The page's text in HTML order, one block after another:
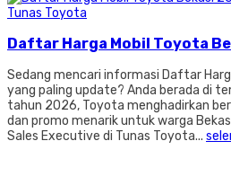
Daftar Harga Mobil Toyota
Sedang mencari informasi Daftar
yang paling update? Anda berada di
tahun 2026, Toyota menghadirkan
dan promo menarik untuk warga
Sales Executive di Tunas Toyota...